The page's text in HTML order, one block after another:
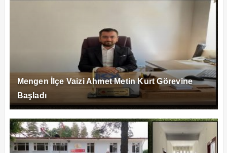
Mengen İlçe Vaizi Ahmet Metin Kurt Görevine
Başladı